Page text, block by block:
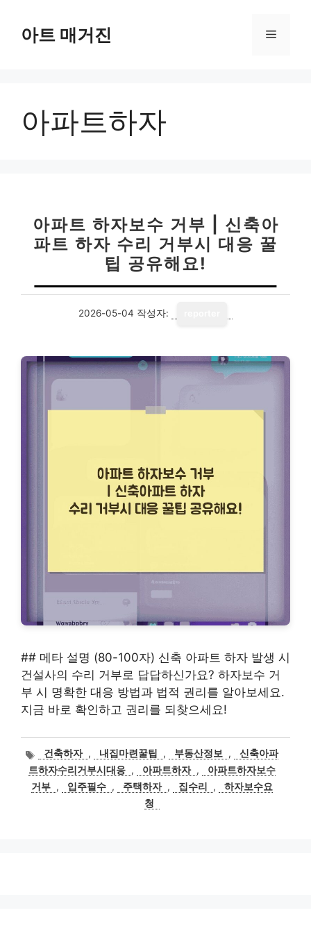
아트 매거진 메
아파트하자
아파트 하자보수 거부 | 신축아
파트 하자 수리 거부시 대응 꿀
팁 공유해요!
2026-05-04 작성자:
## 메타 설명 (80-100자) 신축 아파트 하자 발생 시
건설사의 수리 거부로 답답하신가요? 하자보수 거
부 시 명확한 대응 방법과 법적 권리를 알아보세요.
지금 바로 확인하고 권리를 되찾으세요!
태
그
건축하자 , 내집마련꿀팁 , 부동산정보 ,
신축아파
트하자수리거부시대응 , 아파트하자 ,
아파트하자보수
거부 , 입주필수 , 주택하자 , 집수리 ,
하자보수요
청